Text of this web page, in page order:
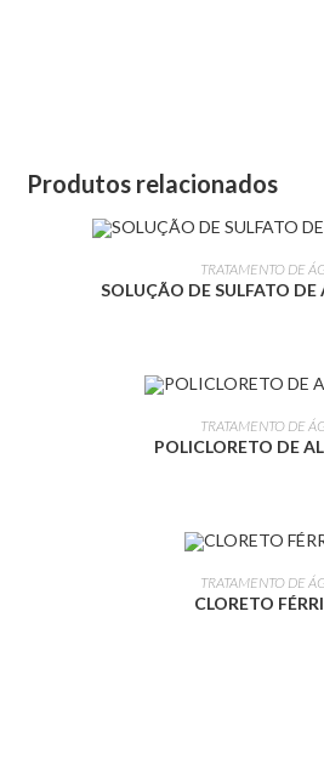
Produtos relacionados
LEIA MAIS
TRATAMENTO DE
SOLUÇÃO DE SULFATO
LEIA MAIS
TRATAMENTO DE
POLICLORETO DE
LEIA MAIS
TRATAMENTO DE
CLORETO